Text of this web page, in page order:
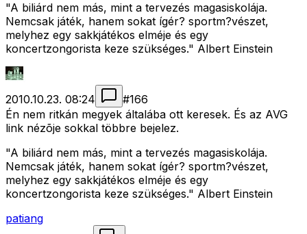
"A biliárd nem más, mint a tervezés magasiskolája.
Nemcsak játék, hanem sokat ígér? sportm?vészet,
melyhez egy sakkjátékos elméje és egy
koncertzongorista keze szükséges." Albert Einstein
2010.10.23. 08:24 #166
Én nem ritkán megyek általába ott keresek. És az AVG
link nézõje sokkal többre bejelez.
"A biliárd nem más, mint a tervezés magasiskolája.
Nemcsak játék, hanem sokat ígér? sportm?vészet,
melyhez egy sakkjátékos elméje és egy
koncertzongorista keze szükséges." Albert Einstein
patiang